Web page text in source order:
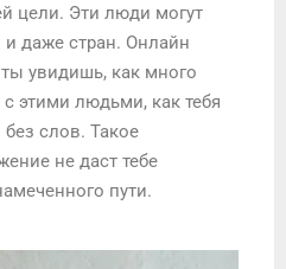
цели. Эти люди могут
и даже стран. Онлайн
увидишь, как много
этими людьми, как тебя
слов. Такое
не даст тебе
пути.